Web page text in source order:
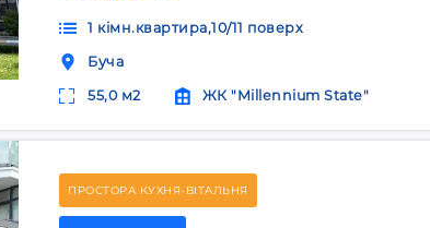
1 кімн.квартира,10/11 поверх
Буча
55,0 м2 ЖК "Millennium State"
ПРОСТОРА КУХНЯ-ВІТАЛЬНЯ